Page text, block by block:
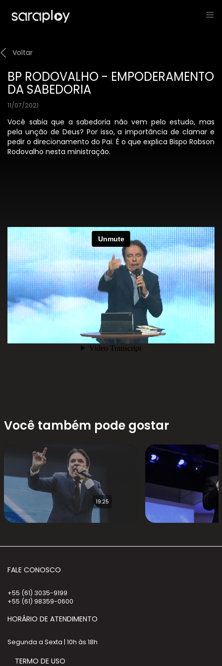
Voltar
BP RODOVALHO - EMPODERAMENTO
DA SABEDORIA
11/07/2021
Você sabia que a sabedoria não vem pelo estudo, mas
pela unção de Deus? Por isso, a importância de clamar e
pedir o direcionamento do Pai. É o que explica Bispo Robson
Rodovalho nesta ministração.
Você também pode gostar
19:25
FALE CONOSCO
+55 (61) 3035-9199
+55 (61) 98359-0600
HORÁRIO DE ATENDIMENTO
Segunda a Sexta | 10h às 18h
TERMO DE USO